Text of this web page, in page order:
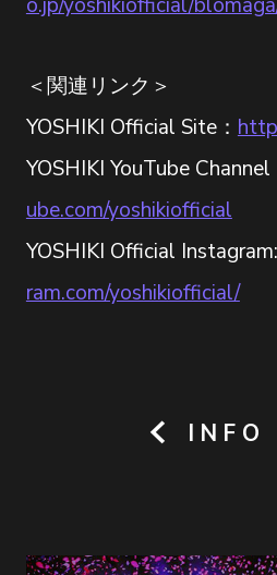
＜関連リンク＞
YOSHIKI Official Site：
YOSHIKI YouTube Channel
ube.com/yoshikiofficial
YOSHIKI Official Instagram:
ram.com/yoshikiofficial/
INFO